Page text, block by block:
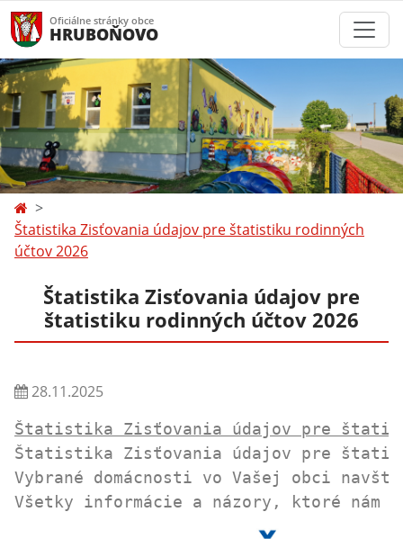
Oficiálne stránky obce
HRUBOŇOVO
Štatistika Zisťovania údajov pre štatistiku rodinných
účtov 2026
Štatistika Zisťovania údajov pre
štatistiku rodinných účtov 2026
28.11.2025
Štatistika Zisťovania údajov pre
Štatistika Zisťovania údajov pre
Vybrané domácnosti vo Vašej obci
Všetky informácie a názory, ktoré